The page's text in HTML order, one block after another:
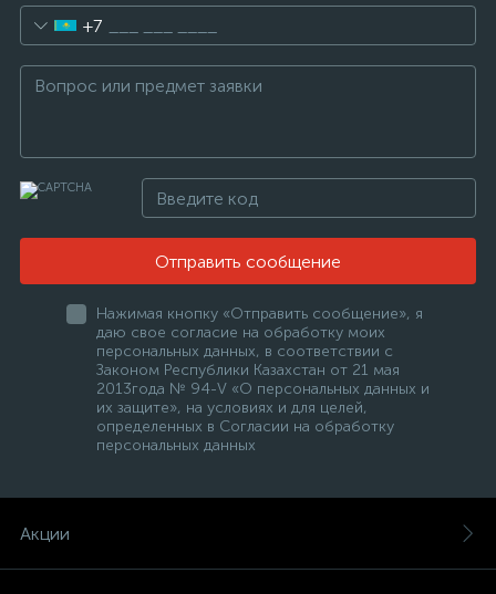
+7
Отправить сообщение
Нажимая кнопку «Отправить сообщение», я
даю свое согласие на обработку моих
персональных данных, в соответствии с
Законом Республики Казахстан от 21 мая
2013года № 94-V «О персональных данных и
их защите», на условиях и для целей,
определенных в Согласии на обработку
персональных данных
Акции